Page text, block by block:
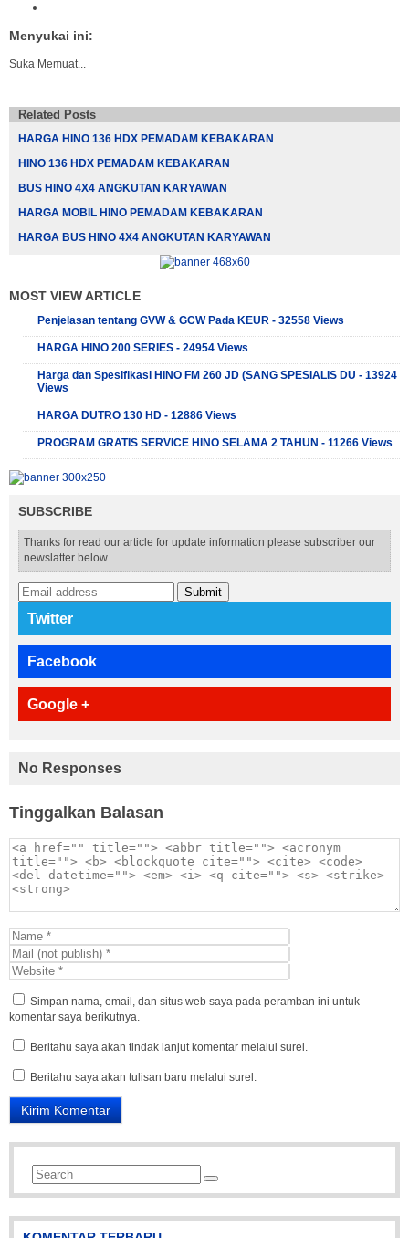
Menyukai ini:
Suka Memuat...
Related Posts
HARGA HINO 136 HDX PEMADAM KEBAKARAN
HINO 136 HDX PEMADAM KEBAKARAN
BUS HINO 4X4 ANGKUTAN KARYAWAN
HARGA MOBIL HINO PEMADAM KEBAKARAN
HARGA BUS HINO 4X4 ANGKUTAN KARYAWAN
MOST VIEW ARTICLE
Penjelasan tentang GVW & GCW Pada KEUR - 32558 Views
HARGA HINO 200 SERIES - 24954 Views
Harga dan Spesifikasi HINO FM 260 JD (SANG SPESIALIS DU - 13924
Views
HARGA DUTRO 130 HD - 12886 Views
PROGRAM GRATIS SERVICE HINO SELAMA 2 TAHUN - 11266 Views
SUBSCRIBE
Thanks for read our article for update information please subscriber our
newslatter below
Submit
Twitter
Facebook
Google +
No Responses
Tinggalkan Balasan
Simpan nama, email, dan situs web saya pada peramban ini untuk
komentar saya berikutnya.
Beritahu saya akan tindak lanjut komentar melalui surel.
Beritahu saya akan tulisan baru melalui surel.